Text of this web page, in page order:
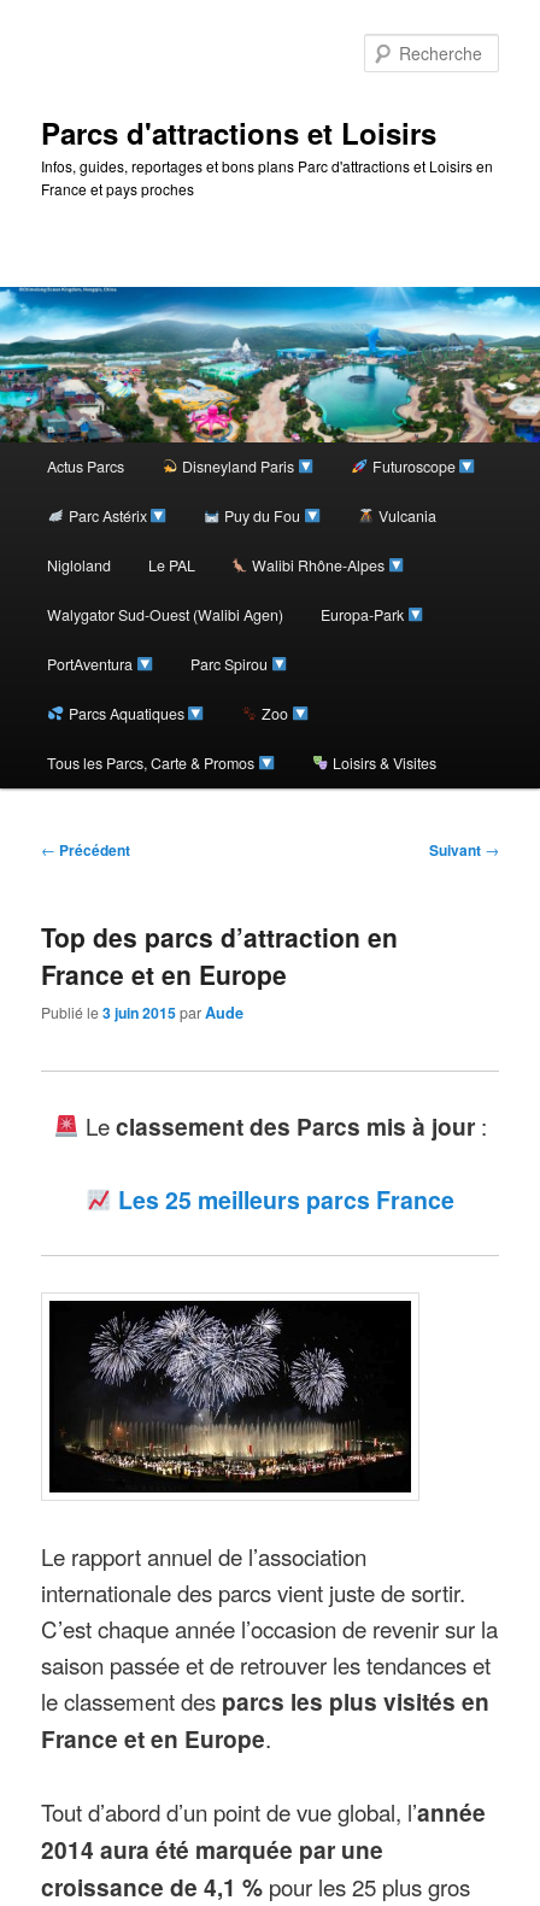
Parcs d'attractions et Loisirs
Infos, guides, reportages et bons plans Parc d'attractions et Loisirs en
France et pays proches
Menu
Aller
contenu
Actus Parcs Disneyland Paris Futuroscope
Parc Astérix Puy du Fou Vulcania
Nigloland Le PAL Walibi Rhône-Alpes
Walygator Sud-Ouest (Walibi Agen) Europa-Park
PortAventura Parc Spirou
Parcs Aquatiques Zoo
Tous les Parcs, Carte & Promos Loisirs & Visites
Navigation
← Précédent Suivant →
Top des parcs d’attraction en
France et en Europe
Publié le3 juin 2015parAude
Leclassement des Parcs mis à jour:
Les 25 meilleurs parcs France
Le rapport annuel de l’association
internationale des parcs vient juste de sortir.
C’est chaque année l’occasion de revenir sur la
saison passée et de retrouver les tendances et
le classement des parcs les plus visités en
France et en Europe.
Tout d’abord d’un point de vue global, l’année
2014 aura été marquée par une
croissance de 4,1 % pour les 25 plus gros